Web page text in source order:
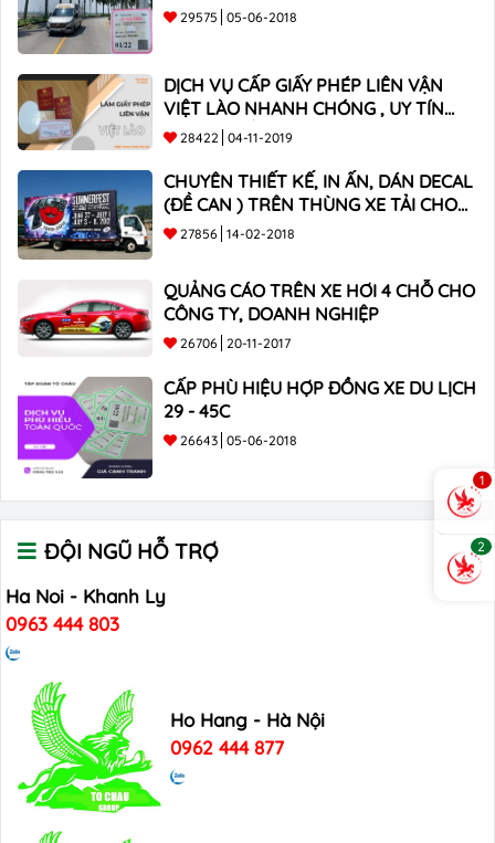
29575 05-06-2018
DỊCH VỤ CẤP GIẤY PHÉP LIÊN VẬN
VIỆT LÀO NHANH CHÓNG , UY TÍN
TOÀN QUỐC
28422 04-11-2019
CHUYÊN THIẾT KẾ, IN ẤN, DÁN DECAL
(ĐỀ CAN ) TRÊN THÙNG XE TẢI CHO
CÔNG TY
27856 14-02-2018
QUẢNG CÁO TRÊN XE HƠI 4 CHỖ CHO
CÔNG TY, DOANH NGHIỆP
26706 20-11-2017
CẤP PHÙ HIỆU HỢP ĐỒNG XE DU LỊCH
29 - 45C
26643 05-06-2018
ĐỘI NGŨ HỖ TRỢ
Ha Noi - Khanh Ly
0963 444 803
Ho Hang - Hà Nội
0962 444 877
1
2